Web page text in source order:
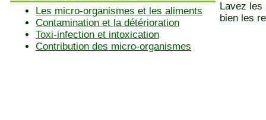
Les micro-organismes et les aliments
Contamination et la détérioration
Toxi-infection et intoxication
Contribution des micro-organismes
Lavez les
bien les